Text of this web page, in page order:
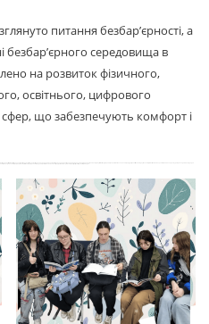
питання безбар’єрності, а
безбар’єрного середовища в
на розвиток фізичного,
освітнього, цифрового
що забезпечують комфорт і